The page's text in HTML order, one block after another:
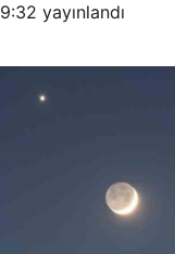
yayınlandı